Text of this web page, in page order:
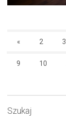
« 2 3
9 10
Szukaj